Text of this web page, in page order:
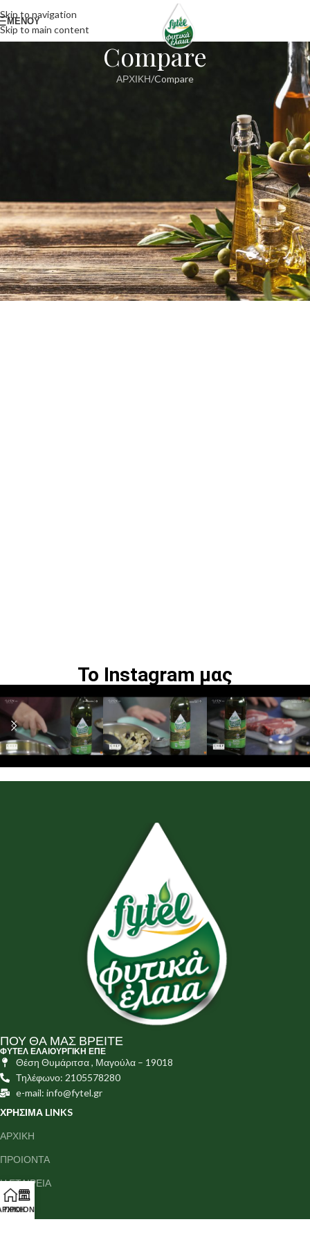
Skip to navigation
Skip to main content
ΜΕΝΟΥ
Compare
ΑΡΧΙΚΗ Compare
Το Instagram μας
ΠΟΥ ΘΑ ΜΑΣ ΒΡΕΙΤΕ
ΦΥΤΕΛ ΕΛΑΙΟΥΡΓΙΚΗ ΕΠΕ
Θέση Θυμάριτσα , Μαγούλα – 19018
Τηλέφωνο: 2105578280
e-mail: info@fytel.gr
ΧΡΗΣΙΜΑ LINKS
ΑΡΧΙΚΗ
ΠΡΟΙΟΝΤΑ
Η ΕΤΑΙΡΕΙΑ
MEDIA
ΠΡΟΙΟΝΤΑ